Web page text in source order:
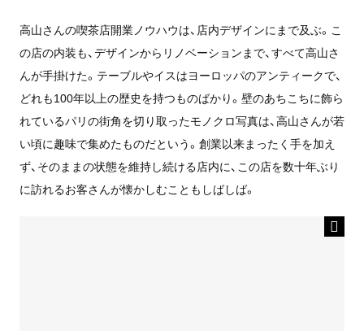
高山さんの喫茶店開業ノウハウは、店内デザインにまで及ぶ。こ
の店の内装も、デザインからリノベーションまで、すべて高山さ
んが手掛けた。テーブルやイスはヨーロッパのアンティークで、
どれも100年以上の歴史を持つものばかり。壁のあちこちに飾ら
れているパリの街角を切り取ったモノクロ写真は、高山さんが若
い頃に趣味で集めたものだという。創業以来まったく手を加え
ず、そのままの状態を維持し続ける店内に、この店を数十年ぶり
に訪れるお客さんが懐かしむこともしばしば。